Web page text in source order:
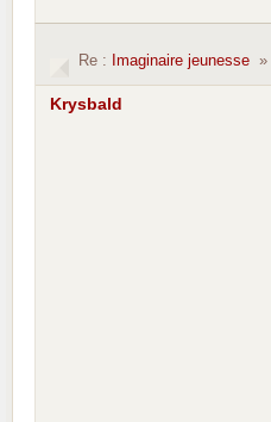
Re : Imaginaire jeunesse »
Krysbald